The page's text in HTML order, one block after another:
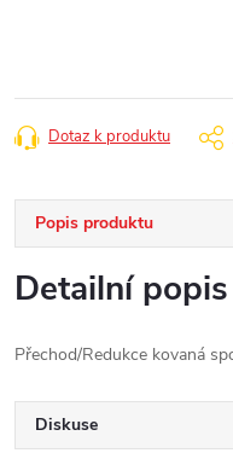
Dotaz k produktu
Popis produktu
Detailní
Přechod/Redukce kovaná
Diskuse